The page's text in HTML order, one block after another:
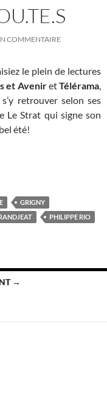
COMMENTAIRE
le plein de lectures
et AveniretTélérama,
retrouver selon ses
Le Strat qui signe son
été!
GRIGNY
PHILIPPE RIO
→